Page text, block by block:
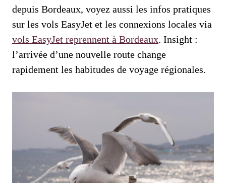
depuis Bordeaux, voyez aussi les infos pratiques
sur les vols EasyJet et les connexions locales via
vols EasyJet reprennent à Bordeaux. Insight :
l’arrivée d’une nouvelle route change
rapidement les habitudes de voyage régionales.